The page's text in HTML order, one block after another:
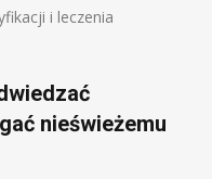
i leczenia
nieświeżemu